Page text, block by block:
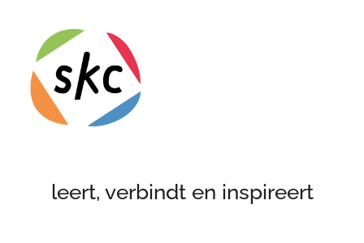
leert, verbindt en inspireert